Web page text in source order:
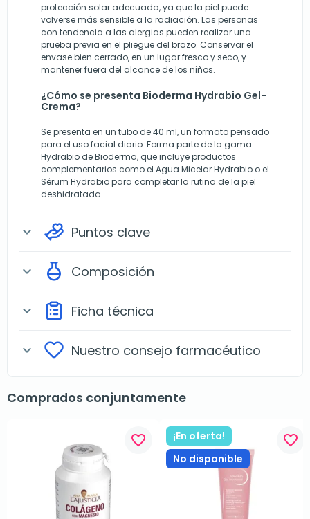
protección solar adecuada, ya que la piel puede
volverse más sensible a la radiación. Las personas
con tendencia a las alergias pueden realizar una
prueba previa en el pliegue del brazo. Conservar el
envase bien cerrado, en un lugar fresco y seco, y
mantener fuera del alcance de los niños.
¿Cómo se presenta Bioderma Hydrabio Gel-
Crema?
Se presenta en un tubo de 40 ml, un formato pensado
para el uso facial diario. Forma parte de la gama
Hydrabio de Bioderma, que incluye productos
complementarios como el Agua Micelar Hydrabio o el
Sérum Hydrabio para completar la rutina de la piel
deshidratada.
expand_more Puntos clave
expand_more Composición
expand_more Ficha técnica
expand_more Nuestro consejo farmacéutico
Comprados conjuntamente
favorite_border
¡En oferta!
No disponible
favorite_border